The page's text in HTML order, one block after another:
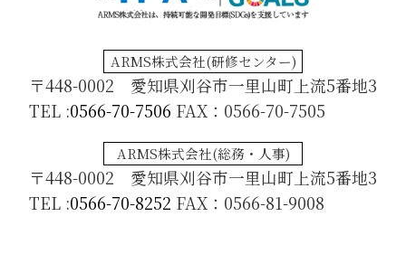
ARMS株式会社(研修センター)
〒448-0002 愛知県刈谷市一里山町上流5番地3
TEL :0566-70-7506 FAX：0566-70-7505
ARMS株式会社(総務・人事)
〒448-0002 愛知県刈谷市一里山町上流5番地3
TEL :0566-70-8252 FAX：0566-81-9008